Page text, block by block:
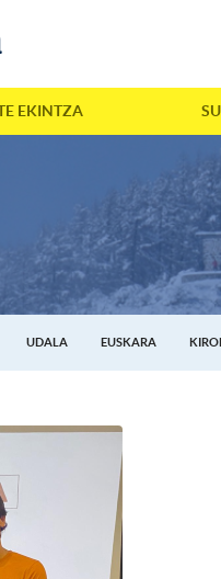
EKINTZA
UDALA EUSKARA